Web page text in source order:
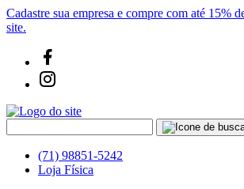
Cadastre sua empresa e compre com até 15%
site.
(71) 98851-5242
Loja Física